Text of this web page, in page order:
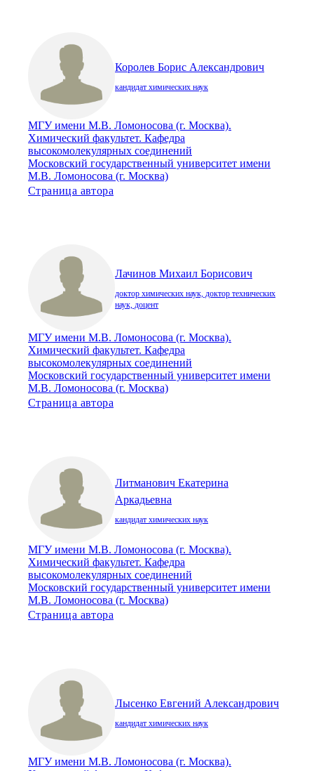
Королев Борис Александрович
кандидат химических наук
МГУ имени М.В. Ломоносова (г. Москва).
Химический факультет. Кафедра
высокомолекулярных соединений
Московский государственный университет имени
М.В. Ломоносова (г. Москва)
Страница автора
Лачинов Михаил Борисович
доктор химических наук, доктор технических
наук, доцент
МГУ имени М.В. Ломоносова (г. Москва).
Химический факультет. Кафедра
высокомолекулярных соединений
Московский государственный университет имени
М.В. Ломоносова (г. Москва)
Страница автора
Литманович Екатерина
Аркадьевна
кандидат химических наук
МГУ имени М.В. Ломоносова (г. Москва).
Химический факультет. Кафедра
высокомолекулярных соединений
Московский государственный университет имени
М.В. Ломоносова (г. Москва)
Страница автора
Лысенко Евгений Александрович
кандидат химических наук
МГУ имени М.В. Ломоносова (г. Москва).